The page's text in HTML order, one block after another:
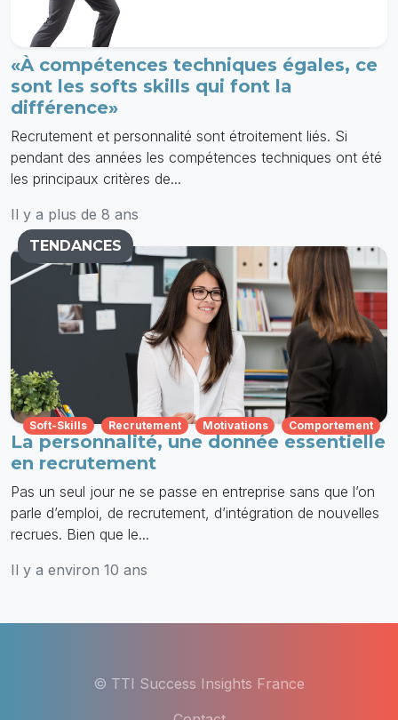
«À compétences techniques égales, ce
sont les softs skills qui font la
différence»
Recrutement et personnalité sont étroitement liés. Si
pendant des années les compétences techniques ont été
les principaux critères de...
Il y a plus de 8 ans
TENDANCES
Soft-Skills Recrutement Motivations Comportement
La personnalité, une donnée essentielle
en recrutement
Pas un seul jour ne se passe en entreprise sans que l’on
parle d’emploi, de recrutement, d’intégration de nouvelles
recrues. Bien que le...
Il y a environ 10 ans
© TTI Success Insights France